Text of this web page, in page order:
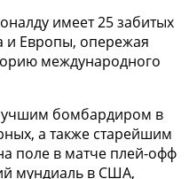
имеет 25 забитых
и Европы, опережая
международного
бомбардиром в
а также старейшим
поле в матче плей-офф
мундиаль в США,